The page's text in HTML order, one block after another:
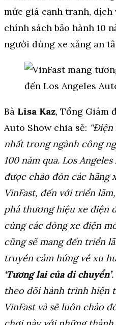
mức giá cạnh tranh,
chính sách bảo hành 10
người dùng xe xăng an
Bà Lisa Kaz, Tổng Giám
Auto Show chia sẻ:
nhất trong ngành công
100 năm qua. Los
được chào đón các hãng
VinFast, đến với triển
phá thương hiệu xe điện
cùng các dòng xe điện
cũng sẽ mang đến triển
truyền cảm hứng về xu
‘Tương lai của di chuyển’
theo dõi hành trình hiện
VinFast và sẽ luôn chào